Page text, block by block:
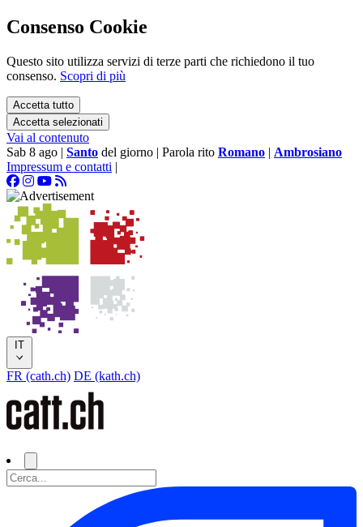
Consenso Cookie
Questo sito utilizza servizi di terze parti che richiedono il tuo
consenso. Scopri di più
Accetta tutto
Accetta selezionati
Vai al contenuto
Sab 8 ago | Santo del giorno | Parola rito Romano | Ambrosiano
Impressum e contatti |
IT
FR (cath.ch) DE (kath.ch)